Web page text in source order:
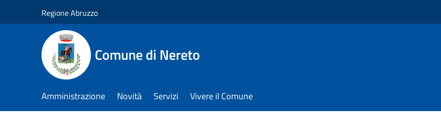
Regione Abruzzo
Comune di Nereto
Amministrazione Novità Servizi Vivere il Comune